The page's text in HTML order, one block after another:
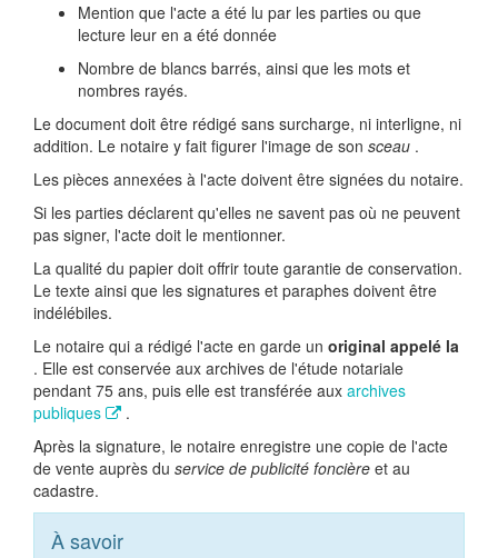
Mention que l'acte a été lu par les parties ou que
lecture leur en a été donnée
Nombre de blancs barrés, ainsi que les mots et
nombres rayés.
Le document doit être rédigé sans surcharge, ni interligne, ni
addition. Le notaire y fait figurer l'image de son sceau .
Les pièces annexées à l'acte doivent être signées du notaire.
Si les parties déclarent qu'elles ne savent pas où ne peuvent
pas signer, l'acte doit le mentionner.
La qualité du papier doit offrir toute garantie de conservation.
Le texte ainsi que les signatures et paraphes doivent être
indélébiles.
Le notaire qui a rédigé l'acte en garde un original appelé la
. Elle est conservée aux archives de l'étude notariale
pendant 75 ans, puis elle est transférée aux archives
publiques
.
Après la signature, le notaire enregistre une copie de l'acte
de vente auprès du service de publicité foncière et au
cadastre.
À savoir